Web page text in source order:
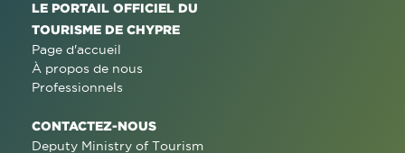
LE PORTAIL OFFICIEL DU
TOURISME DE CHYPRE
Page d'accueil
À propos de nous
Professionnels
CONTACTEZ-NOUS
Deputy Ministry of Tourism